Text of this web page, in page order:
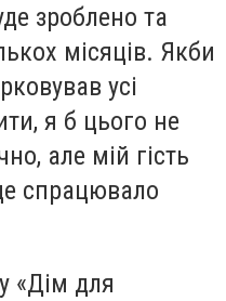
зроблено та
місяців. Якби
усі
я б цього не
але мій гість
спрацювало
«Дім для